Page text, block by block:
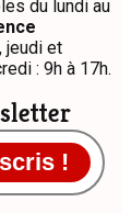
!
du lundi au
jeudi et
: 9h à 17h.